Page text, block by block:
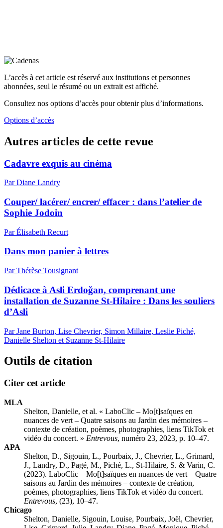
L’accès à cet article est réservé aux institutions et personnes
abonnées, seul le résumé ou un extrait est affiché.
Consultez nos options d’accès pour obtenir plus d’informations.
Options d’accès
Autres articles de cette revue
Cadavre exquis au cinéma
Par Diane Landry
Couper/ lacérer/ encrer/ effacer : dans l’atelier de
Sophie Jodoin
Par Élisabeth Recurt
Dans mon panier à lettres
Par Thérèse Tousignant
Dédicace à Asli Erdoğan, comprenant une
installation de Suzanne St-Hilaire : Dans les souliers
d’Asli
Par Jane Burton, Lise Chevrier, Simon Millaire, Leslie Piché,
Danielle Shelton et Suzanne St-Hilaire
Outils de citation
Citer cet article
MLA
Shelton, Danielle, et al. « LaboClic – Mo[t]saïques en
nuances de vert – Quatre saisons au Jardin des mémoires –
contexte de création, poèmes, photographies, liens TikTok et
vidéo du concert. » Entrevous, numéro 23, 2023, p. 10–47.
APA
Shelton, D., Sigouin, L., Pourbaix, J., Chevrier, L., Grimard,
J., Landry, D., Pagé, M., Piché, L., St-Hilaire, S. & Varin, C.
(2023). LaboClic – Mo[t]saïques en nuances de vert – Quatre
saisons au Jardin des mémoires – contexte de création,
poèmes, photographies, liens TikTok et vidéo du concert.
Entrevous, (23), 10–47.
Chicago
Shelton, Danielle, Sigouin, Louise, Pourbaix, Joël, Chevrier,